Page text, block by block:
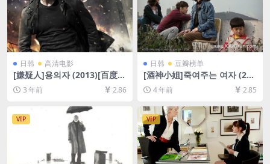
日韩 高清电影
[嫌疑人]용의자 (2013)[百度网
盘+夸克网盘1080P超清未删
减资源][网盘在线播放/下载]
[MP4/8.8GB][韩语中字]
3 年前 2.86
日韩 豆瓣榜单
[酒神小姐]죽여주는 여자 (201
6)[百度网盘+迅雷云盘资源10
80P超清未删减][MP4/7GB]
[韩语中字]
4 年前 2.85
VIP VIP